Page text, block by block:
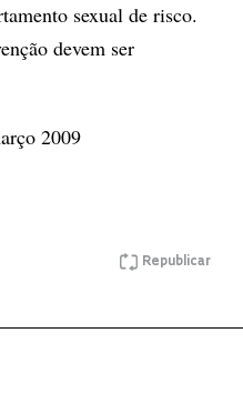
sexual de risco.
devem ser
2009
Republicar